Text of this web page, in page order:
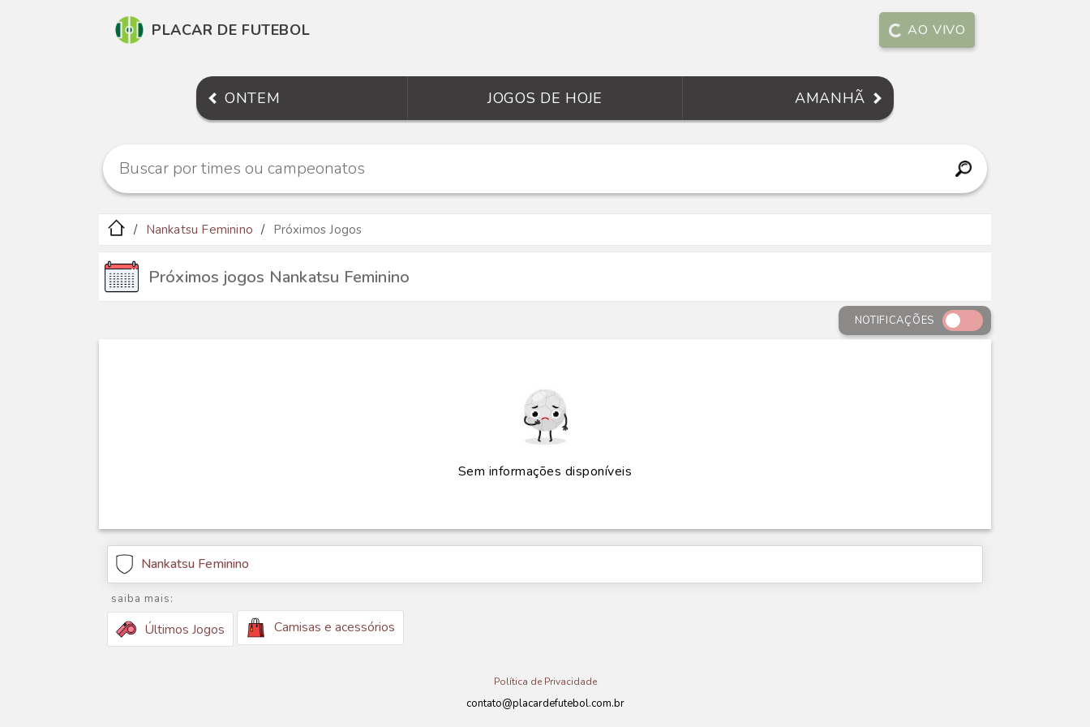
PLACAR DE FUTEBOL AO VIVO
ONTEM JOGOS DE HOJE AMANHÃ
Nankatsu Feminino Próximos Jogos
Próximos jogos Nankatsu Feminino
NOTIFICAÇÕES
Sem informações disponíveis
Nankatsu Feminino
saiba mais:
Últimos Jogos Camisas e acessórios
Política de Privacidade
contato@placardefutebol.com.br